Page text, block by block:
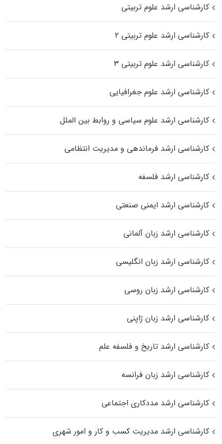
کارشناسی ارشد علوم تربیتی
کارشناسی ارشد علوم تربیتی ۲
کارشناسی ارشد علوم تربیتی ۳
کارشناسی ارشد علوم جغرافیایی
کارشناسی ارشد علوم سیاسی و روابط بین الملل
کارشناسی ارشد فرماندهی و مدیریت انتظامی
کارشناسی ارشد فلسفه
کارشناسی ارشد ایمنی صنعتی
کارشناسی ارشد زبان آلمانی
کارشناسی ارشد زبان انگلیسی
کارشناسی ارشد زبان روسی
کارشناسی ارشد زبان ژاپنی
کارشناسی ارشد تاریخ و فلسفه علم
کارشناسی ارشد زبان فرانسه
کارشناسی ارشد مددکاری اجتماعی
کارشناسی ارشد مدیریت کسب و کار و امور شهری